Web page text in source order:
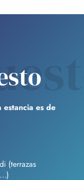
estancia es de
(terrazas